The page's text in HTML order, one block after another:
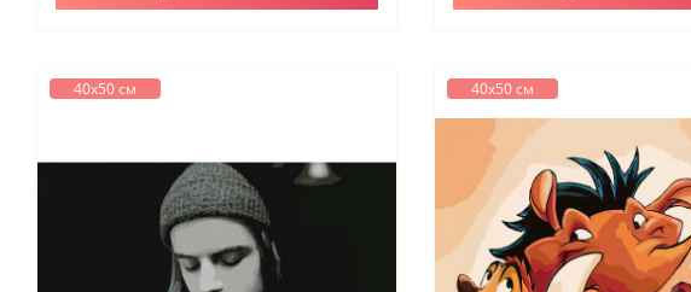
40х50 см 40х50 см